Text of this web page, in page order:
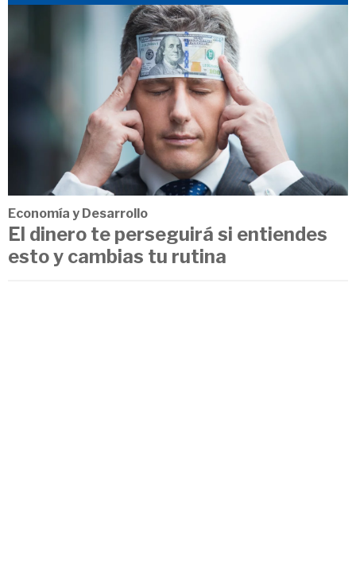
Economía y Desarrollo
El dinero te perseguirá si entiendes
esto y cambias tu rutina